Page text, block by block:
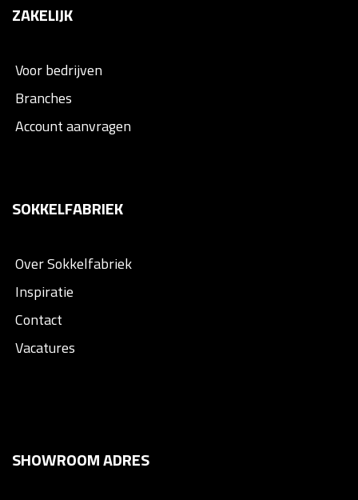
ZAKELIJK
Voor bedrijven
Branches
Account aanvragen
SOKKELFABRIEK
Over Sokkelfabriek
Inspiratie
Contact
Vacatures
SHOWROOM ADRES